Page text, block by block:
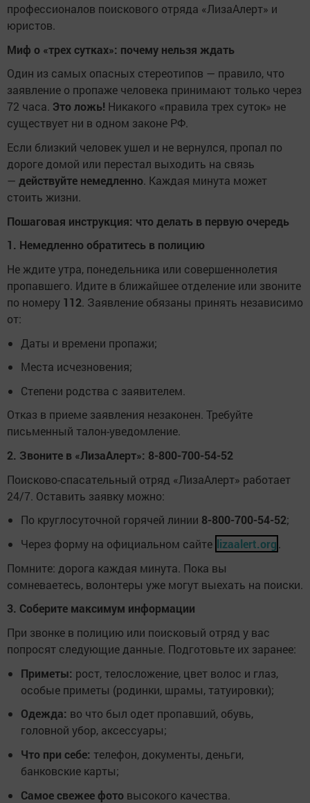
профессионалов поискового отряда «ЛизаАлерт» и
юристов.
Миф о «трех сутках»: почему нельзя ждать
Один из самых опасных стереотипов — правило, что
заявление о пропаже человека принимают только через
72 часа. Это ложь! Никакого «правила трех суток» не
существует ни в одном законе РФ.
Если близкий человек ушел и не вернулся, пропал по
дороге домой или перестал выходить на связь
— действуйте немедленно. Каждая минута может
стоить жизни.
Пошаговая инструкция: что делать в первую очередь
1. Немедленно обратитесь в полицию
Не ждите утра, понедельника или совершеннолетия
пропавшего. Идите в ближайшее отделение или звоните
по номеру 112. Заявление обязаны принять независимо
от:
Даты и времени пропажи;
Места исчезновения;
Степени родства с заявителем.
Отказ в приеме заявления незаконен. Требуйте
письменный талон-уведомление.
2. Звоните в «ЛизаАлерт»: 8-800-700-54-52
Поисково-спасательный отряд «ЛизаАлерт» работает
24/7. Оставить заявку можно:
По круглосуточной горячей линии 8-800-700-54-52;
Через форму на официальном сайте lizaalert.org.
Помните: дорога каждая минута. Пока вы
сомневаетесь, волонтеры уже могут выехать на поиски.
3. Соберите максимум информации
При звонке в полицию или поисковый отряд у вас
попросят следующие данные. Подготовьте их заранее:
Приметы: рост, телосложение, цвет волос и глаз,
особые приметы (родинки, шрамы, татуировки);
Одежда: во что был одет пропавший, обувь,
головной убор, аксессуары;
Что при себе: телефон, документы, деньги,
банковские карты;
Самое свежее фото высокого качества.